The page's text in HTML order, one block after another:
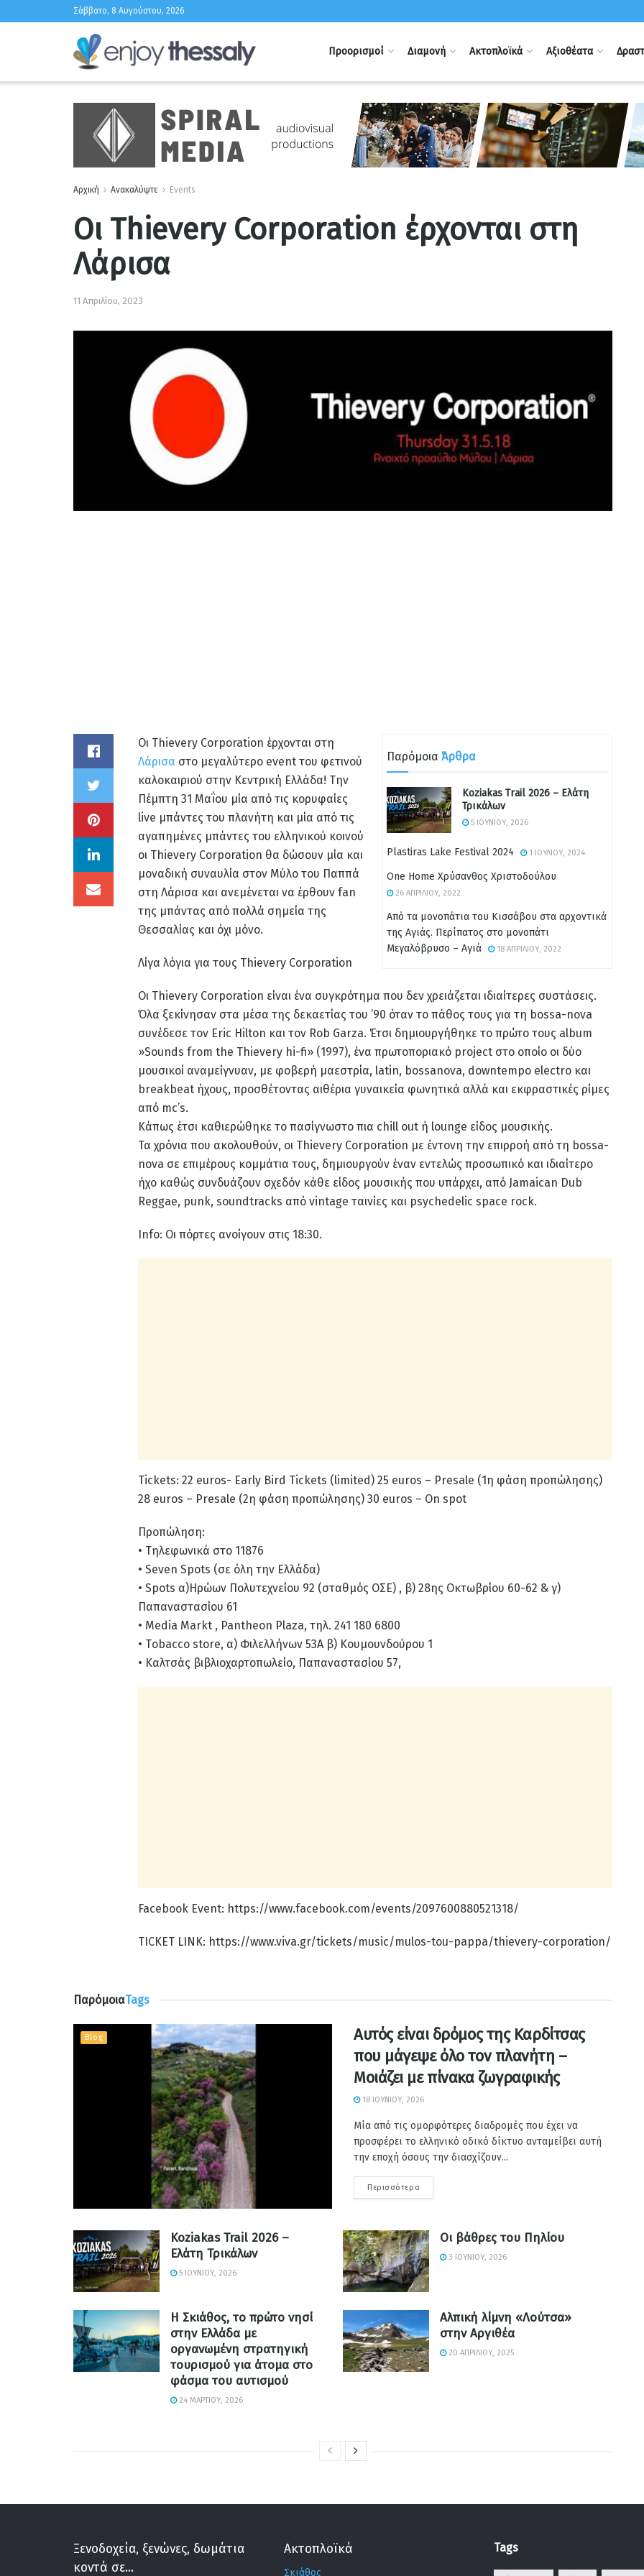
Σάββατο, 8 Αυγούστου, 2026
Προορισμοί Διαμονή Ακτοπλοϊκά Αξιοθέατα
Αρχική Ανακαλύψτε Events
Oι Thievery Corporation έρχονται στη
Λάρισα
11 Απριλίου, 2023
Παρόμοια Άρθρα
Koziakas Trail 2026 – Ελάτη
Τρικάλων
5 ΙΟΥΝΊΟΥ, 2026
Plastiras Lake Festival 2024 1 ΙΟΥΛΊΟΥ, 2024
One Home Χρύσανθος Χριστοδούλου
26 ΑΠΡΙΛΊΟΥ, 2022
Από τα μονοπάτια του Κισσάβου στα αρχοντικά
της Αγιάς. Περίπατος στο μονοπάτι
Μεγαλόβρυσο – Αγιά
18 ΑΠΡΙΛΊΟΥ, 2022
Oι Thievery Corporation έρχονται στη
Λάρισα στο μεγαλύτερο event του φετινού
καλοκαιριού στην Κεντρική Ελλάδα! Την
Πέμπτη 31 Μαΐου μία από τις κορυφαίες
live μπάντες του πλανήτη και μία από τις
αγαπημένες μπάντες του ελληνικού κοινού
οι Thievery Corporation θα δώσουν μία και
μοναδική συναυλία στον Μύλο του Παππά
στη Λάρισα και ανεμένεται να έρθουν fan
της μπάντας από πολλά σημεία της
Θεσσαλίας και όχι μόνο.
Λίγα λόγια για τους Thievery Corporation
Οι Thievery Corporation είναι ένα συγκρότημα που δεν χρειάζεται ιδιαίτερες συστάσεις.
Όλα ξεκίνησαν στα μέσα της δεκαετίας του ’90 όταν το πάθος τους για τη bossa-nova
συνέδεσε τον Eric Hilton και τον Rob Garza. Έτσι δημιουργήθηκε το πρώτο τους album
»Sounds from the Thievery hi-fi» (1997), ένα πρωτοποριακό project στο οποίο οι δύο
μουσικοί αναμείγνυαν, με φοβερή μαεστρία, latin, bossanova, downtempo electro και
breakbeat ήχους, προσθέτοντας αιθέρια γυναικεία φωνητικά αλλά και εκφραστικές ρίμες
από mc’s.
Κάπως έτσι καθιερώθηκε το πασίγνωστο πια chill out ή lounge είδος μουσικής.
Τα χρόνια που ακολουθούν, οι Thievery Corporation με έντονη την επιρροή από τη bossa-
nova σε επιμέρους κομμάτια τους, δημιουργούν έναν εντελώς προσωπικό και ιδιαίτερο
ήχο καθώς συνδυάζουν σχεδόν κάθε είδος μουσικής που υπάρχει, από Jamaican Dub
Reggae, punk, soundtracks από vintage ταινίες και psychedelic space rock.
Info: Οι πόρτες ανοίγουν στις 18:30.
Tickets: 22 euros- Early Bird Tickets (limited) 25 euros – Presale (1η φάση προπώλησης)
28 euros – Presale (2η φάση προπώλησης) 30 euros – On spot
Προπώληση:
• Τηλεφωνικά στο 11876
• Seven Spots (σε όλη την Ελλάδα)
• Spots α)Ηρώων Πολυτεχνείου 92 (σταθμός ΟΣΕ) , β) 28ης Οκτωβρίου 60-62 & γ)
Παπαναστασίου 61
• Media Markt , Pantheon Plaza, τηλ. 241 180 6800
• Τobacco store, α) Φιλελλήνων 53Α β) Κουμουνδούρου 1
• Kαλτσάς βιβλιοχαρτοπωλείο, Παπαναστασίου 57,
Facebook Event: https://www.facebook.com/events/2097600880521318/
TICKET LINK: https://www.viva.gr/tickets/music/mulos-tou-pappa/thievery-corporation/
ΠαρόμοιαTags
Blog
Αυτός είναι δρόμος της Καρδίτσας
που μάγεψε όλο τον πλανήτη –
Μοιάζει με πίνακα ζωγραφικής
18 ΙΟΥΝΊΟΥ, 2026
Μία από τις ομορφότερες διαδρομές που έχει να
προσφέρει το ελληνικό οδικό δίκτυο ανταμείβει αυτή
την εποχή όσους την διασχίζουν...
Περισσότερα
Koziakas Trail 2026 –
Ελάτη Τρικάλων
5 ΙΟΥΝΊΟΥ, 2026
Οι βάθρες του Πηλίου
3 ΙΟΥΝΊΟΥ, 2026
Η Σκιάθος, το πρώτο νησί
στην Ελλάδα με
οργανωμένη στρατηγική
τουρισμού για άτομα στο
φάσμα του αυτισμού
24 ΜΑΡΤΊΟΥ, 2026
Αλπική λίμνη «Λούτσα»
στην Αργιθέα
20 ΑΠΡΙΛΊΟΥ, 2025
Ξενοδοχεία, ξενώνες, δωμάτια
κοντά σε...
Ακτοπλοϊκά
Σκιάθος
Tags